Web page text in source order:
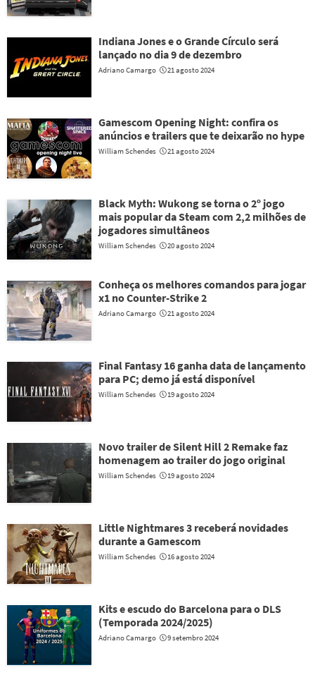
Indiana Jones e o Grande Círculo será
lançado no dia 9 de dezembro
Adriano Camargo 21 agosto 2024
Gamescom Opening Night: confira os
anúncios e trailers que te deixarão no hype
William Schendes 21 agosto 2024
Black Myth: Wukong se torna o 2º jogo
mais popular da Steam com 2,2 milhões de
jogadores simultâneos
William Schendes 20 agosto 2024
Conheça os melhores comandos para jogar
x1 no Counter-Strike 2
Adriano Camargo 21 agosto 2024
Final Fantasy 16 ganha data de lançamento
para PC; demo já está disponível
William Schendes 19 agosto 2024
Novo trailer de Silent Hill 2 Remake faz
homenagem ao trailer do jogo original
William Schendes 19 agosto 2024
Little Nightmares 3 receberá novidades
durante a Gamescom
William Schendes 16 agosto 2024
Kits e escudo do Barcelona para o DLS
(Temporada 2024/2025)
Adriano Camargo 9 setembro 2024